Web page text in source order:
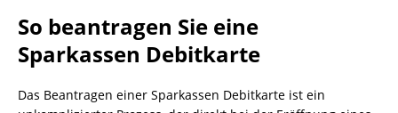
So beantragen Sie eine
Sparkassen Debitkarte
Das Beantragen einer Sparkassen Debitkarte ist ein